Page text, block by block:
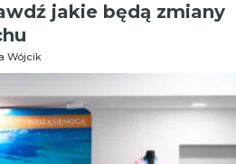
jakie będą zmiany
Wójcik